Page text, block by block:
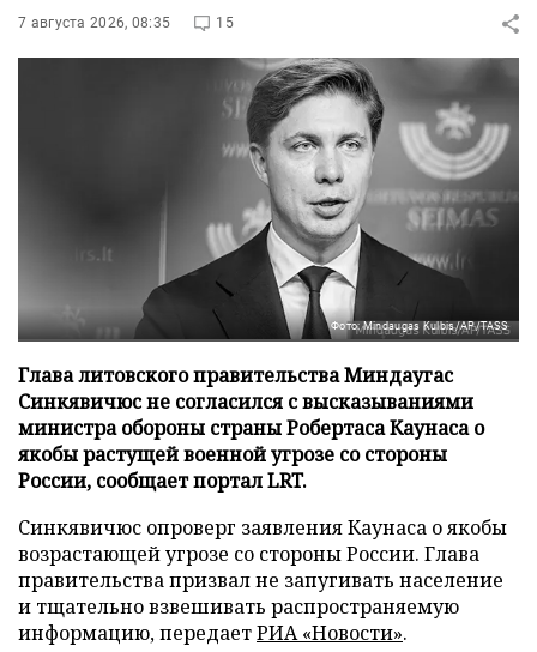
7 августа 2026, 08:35 15
Фото: Mindaugas Kulbis/AP/TASS
Глава литовского правительства Миндаугас
Синкявичюс не согласился с высказываниями
министра обороны страны Робертаса Каунаса о
якобы растущей военной угрозе со стороны
России, сообщает портал LRT.
Синкявичюс опроверг заявления Каунаса о якобы
возрастающей угрозе со стороны России. Глава
правительства призвал не запугивать население
и тщательно взвешивать распространяемую
информацию, передаетРИА «Новости».